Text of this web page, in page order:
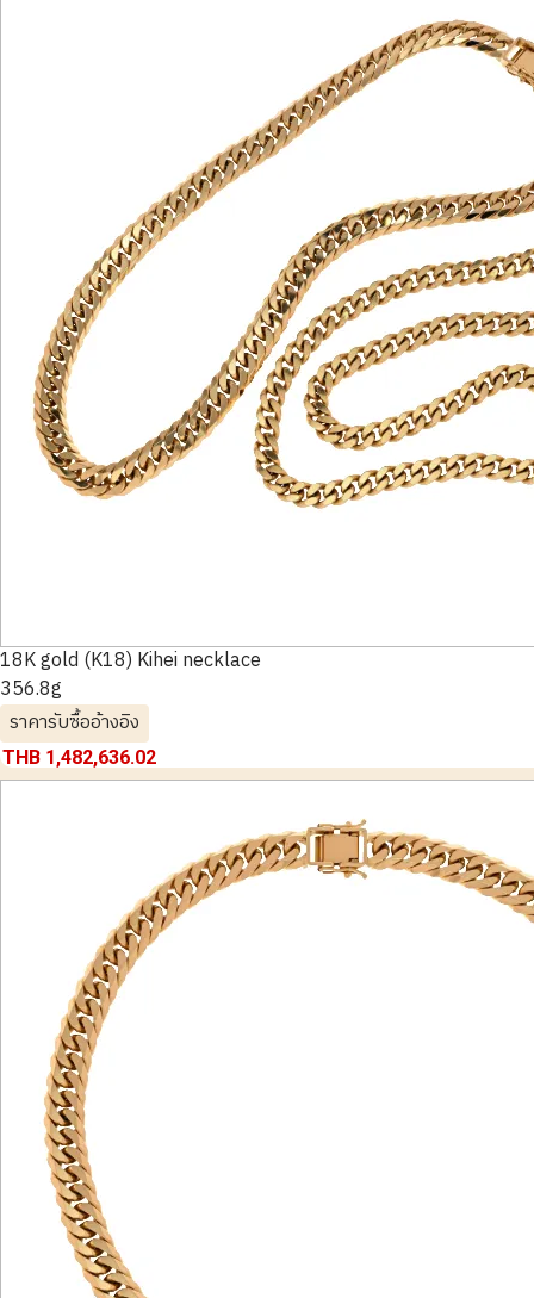
18K gold (K18) Kihei necklace
356.8g
ราคารับซื้ออ้างอิง
THB 1,482,636.02